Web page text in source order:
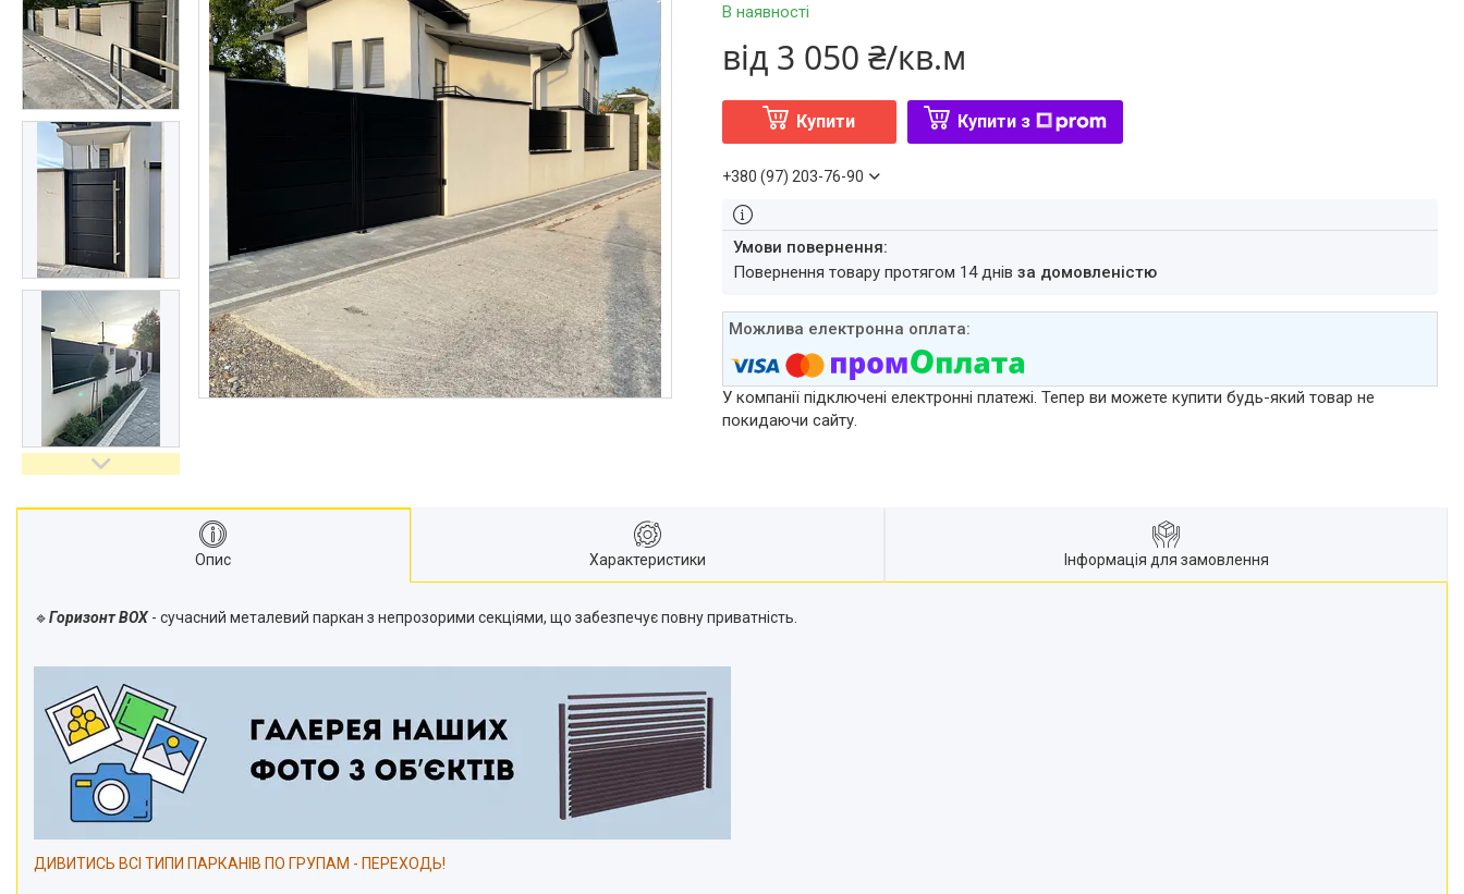
В наявності
від 3 050 ₴/кв.м
Купити Купити з
+380 (97) 203-76-90
повернення товару протягом 14 днів за домовленістю
У компанії підключені електронні платежі. Тепер ви можете купити будь-який товар не
покидаючи сайту.
Опис Характеристики Інформація для замовлення
🔹Горизонт BOX - сучасний металевий паркан з непрозорими секціями, що забезпечує повну приватність.
ДИВИТИСЬ ВСІ ТИПИ ПАРКАНІВ ПО ГРУПАМ - ПЕРЕХОДЬ!